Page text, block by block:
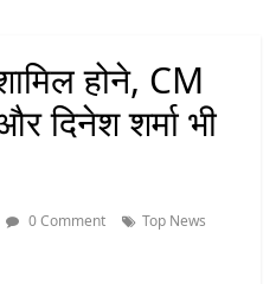
होने, CM
दिनेश शर्मा भी
0 Comment Top News